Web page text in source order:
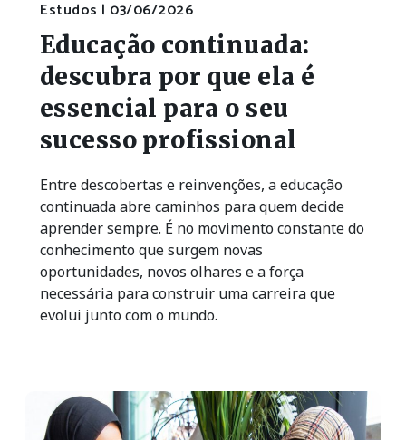
Estudos | 03/06/2026
Educação continuada:
descubra por que ela é
essencial para o seu
sucesso profissional
Entre descobertas e reinvenções, a educação
continuada abre caminhos para quem decide
aprender sempre. É no movimento constante do
conhecimento que surgem novas
oportunidades, novos olhares e a força
necessária para construir uma carreira que
evolui junto com o mundo.